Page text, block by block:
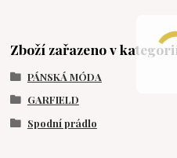
Zboží zařazeno v
PÁNSKÁ MÓDA
GARFIELD
Spodní prádlo